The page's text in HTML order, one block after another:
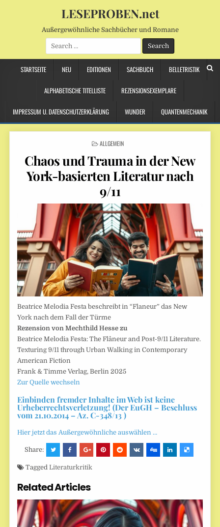
LESEPROBEN.net
Außergewöhnliche Sachbücher und Romane
Search
for:
STARTSEITE NEU EDITIONEN SACHBUCH BELLETRISTIK
ALPHABETISCHE TITELLISTE REZENSIONSEXEMPLARE
IMPRESSUM U. DATENSCHUTZERKLÄRUNG WUNDER QUANTENMECHANIK
POSTED
ALLGEMEIN
Chaos und Trauma in der New
York-basierten Literatur nach
9/11
Beatrice Melodia Festa beschreibt in “Flaneur” das New
York nach dem Fall der Türme
Rezension von Mechthild Hesse zu
Beatrice Melodia Festa: The Flâneur and Post-9/11 Literature.
Texturing 9/11 through Urban Walking in Contemporary
American Fiction
Frank & Timme Verlag, Berlin 2025
Zur Quelle wechseln
Einbinden fremder Inhalte im Web ist keine
Urheberrechtsverletzung! (Der EuGH – Beschluss
vom 21.10.2014 – Az. C-348/13 )
Hier jetzt das Außergewöhnliche auswählen …
Share:
TaggedLiteraturkritik
Related Articles